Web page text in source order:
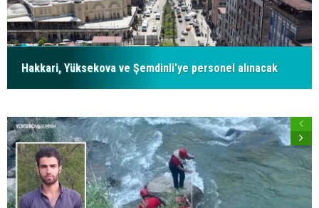
Hakkari, Yüksekova ve Şemdinli'ye personel alınacak